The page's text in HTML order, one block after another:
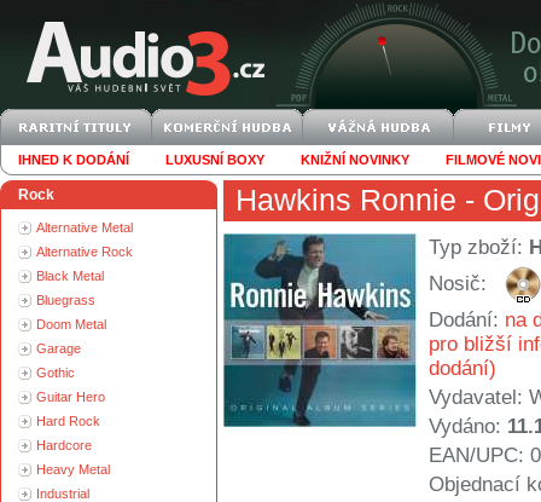
IHNED K DODÁNÍ LUXUSNÍ BOXY KNIŽNÍ NOVINKY FILMOVÉ
Rock
Alternative Metal
Alternative Rock
Black Metal
Bluegrass
Doom Metal
Garage
Gothic
Guitar Hero
Hard Rock
Hardcore
Heavy Metal
Industrial
Hawkins Ronnie -
Typ zboží:
Nosič:
Dodání: na
pro bližší
dodání)
Vydavatel:
Vydáno:
EAN/UPC:
Objednací